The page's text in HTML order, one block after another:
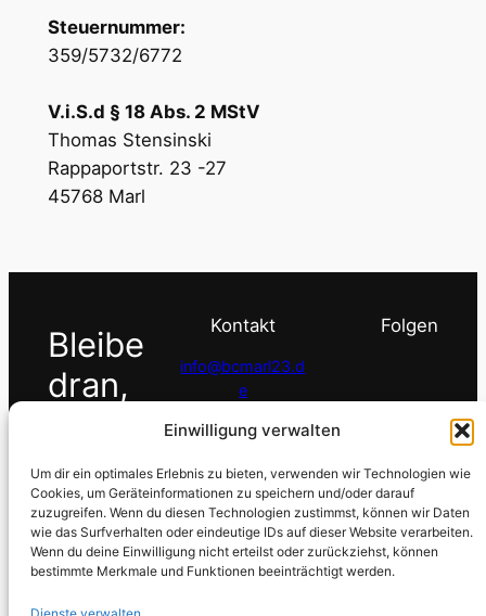
Einwilligung verwalten
Um dir ein optimales Erlebnis zu bieten, verwenden wir Technologien wie
Cookies, um Geräteinformationen zu speichern und/oder darauf
zuzugreifen. Wenn du diesen Technologien zustimmst, können wir Daten
wie das Surfverhalten oder eindeutige IDs auf dieser Website verarbeiten.
Wenn du deine Einwilligung nicht erteilst oder zurückziehst, können
bestimmte Merkmale und Funktionen beeinträchtigt werden.
Steuernummer:
359/5732/6772
V.i.S.d § 18 Abs. 2 MStV
Thomas Stensinski
Rappaportstr. 23 -27
45768 Marl
Bleibe
dran,
dich.
Kontakt
info@bcmarl23.d
e
02365 2966081
Folgen